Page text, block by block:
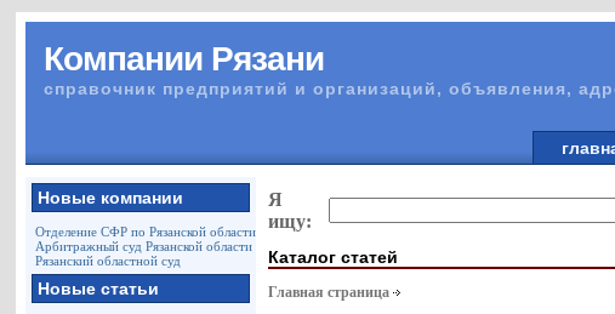
Компании Рязани
справочник предприятий и организаций, объявления,
Новые компании
Отделение СФР по Рязанской области
Арбитражный суд Рязанской области
Рязанский областной суд
Новые статьи
Я
ищу:
Каталог статей
Главная страница